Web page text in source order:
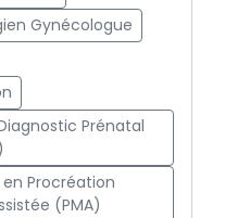
Gynécologue
Prénatal
Procréation
(PMA)